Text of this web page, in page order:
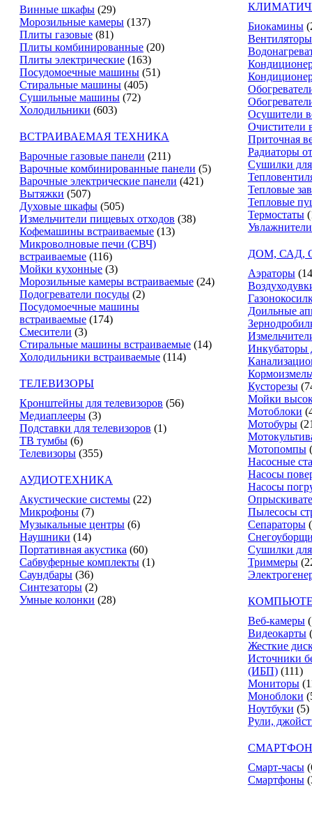
Винные шкафы (29)
Морозильные камеры (137)
Плиты газовые (81)
Плиты комбинированные (20)
Плиты электрические (163)
Посудомоечные машины (51)
Стиральные машины (405)
Сушильные машины (72)
Холодильники (603)
ВСТРАИВАЕМАЯ ТЕХНИКА
Варочные газовые панели (211)
Варочные комбинированные панели (5)
Варочные электрические панели (421)
Вытяжки (507)
Духовые шкафы (505)
Измельчители пищевых отходов (38)
Кофемашины встраиваемые (13)
Микроволновые печи (СВЧ)
встраиваемые (116)
Мойки кухонные (3)
Морозильные камеры встраиваемые (24)
Подогреватели посуды (2)
Посудомоечные машины
встраиваемые (174)
Смесители (3)
Стиральные машины встраиваемые (14)
Холодильники встраиваемые (114)
ТЕЛЕВИЗОРЫ
Кронштейны для телевизоров (56)
Медиаплееры (3)
Подставки для телевизоров (1)
ТВ тумбы (6)
Телевизоры (355)
АУДИОТЕХНИКА
Акустические системы (22)
Микрофоны (7)
Музыкальные центры (6)
Наушники (14)
Портативная акустика (60)
Сабвуферные комплекты (1)
Саундбары (36)
Синтезаторы (2)
Умные колонки (28)
Биокамины
Вентиляторы
Осушители
Очистители
Приточная
Радиаторы
Сушилки
Тепловые
Тепловые
Термостаты
ДОМ, САД,
Аэраторы
Доильные
Инкубаторы
Кусторезы
Мойки
Мотоблоки
Мотобуры
Мотопомпы
Насосные
Насосы
Насосы
Пылесосы
Сепараторы
Сушилки
Триммеры
Веб-камеры
Видеокарты
Жесткие
Источники
(ИБП) (111)
Мониторы
Моноблоки
Ноутбуки (5)
Рули,
Смарт-часы
Смартфоны